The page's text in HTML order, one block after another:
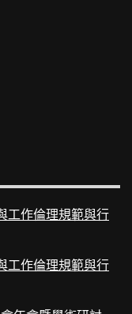
工作倫理規範與行
工作倫理規範與行